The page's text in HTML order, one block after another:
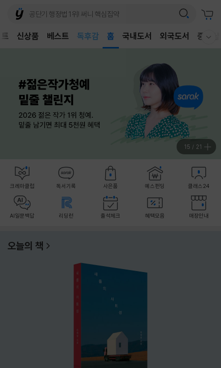
신상품 베스트
어린이
어린이
홈 국내도서 외국도서 중고샵
15 / 21
크레마클럽 독서기록 사은품 예스펀딩 클래스24
AI일문백답 리딩런 출석체크 혜택모음 매장안내
오늘의 책